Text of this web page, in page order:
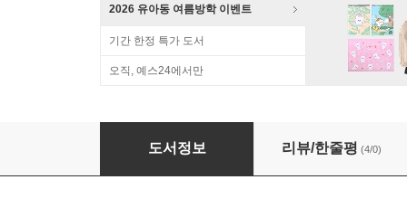
2026 유아동 여름방학 이벤트
기간 한정 특가 도서
오직, 예스24에서만
블루리본서베이 전국의 맛집 2020
도서정보 리뷰/한줄평 (4/0)